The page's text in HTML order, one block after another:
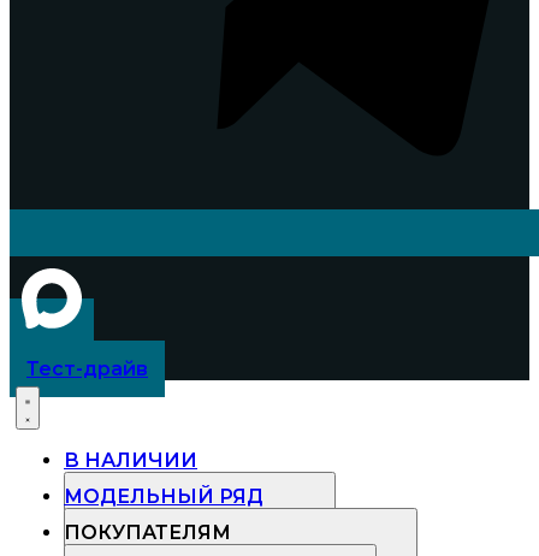
Тест-драйв
В НАЛИЧИИ
МОДЕЛЬНЫЙ РЯД
ПОКУПАТЕЛЯМ